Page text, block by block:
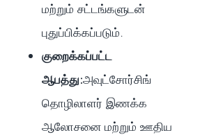
மற்றும் சட்டங்களுடன்
புதுப்பிக்கப்படும்.
குறைக்கப்பட்ட
ஆபத்து:அவுட்சோர்சிங்
தொழிலாளர் இணக்க
ஆலோசனை மற்றும் ஊதிய